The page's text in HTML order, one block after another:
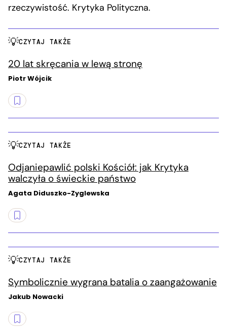
rzeczywistość. Krytyka Polityczna.
CZYTAJ TAKŻE
20 lat skręcania w lewą stronę
Piotr Wójcik
CZYTAJ TAKŻE
Odjaniepawlić polski Kościół: jak Krytyka
walczyła o świeckie państwo
Agata Diduszko-Zyglewska
CZYTAJ TAKŻE
Symbolicznie wygrana batalia o zaangażowanie
Jakub Nowacki